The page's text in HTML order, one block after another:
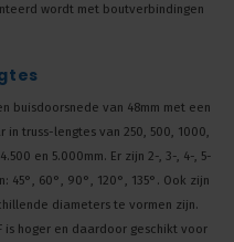
wordt met boutverbindingen
buisdoorsnede van 48mm met een
truss-lengtes van 250, 500, 1000,
en 5.000mm. Er zijn 2-, 3-, 4-, 5-
45°, 60°, 90°, 120°, 135°. Ook zijn
diameters te vormen zijn.
is hoger en daardoor geschikt voor